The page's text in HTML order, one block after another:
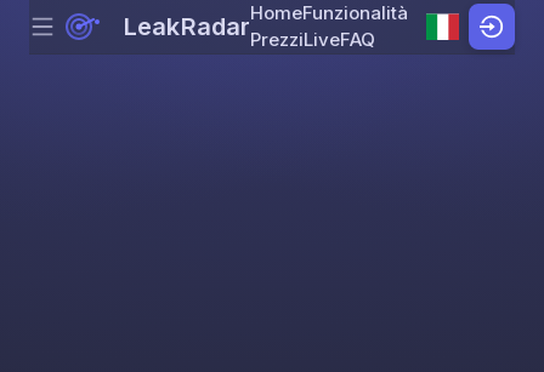
Skip to content
Menu LeakRadarHomeFunzionalità
PrezziLiveFAQ